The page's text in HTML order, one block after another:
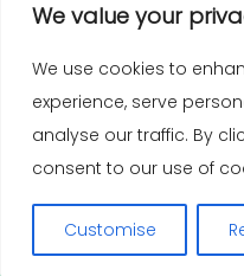
We value your
We use cookies to
experience, serve
analyse our traffic. By
consent to our use of
Customise